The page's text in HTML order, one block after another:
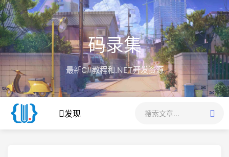
码录集
最新C#教程和.NET开发资源
发现